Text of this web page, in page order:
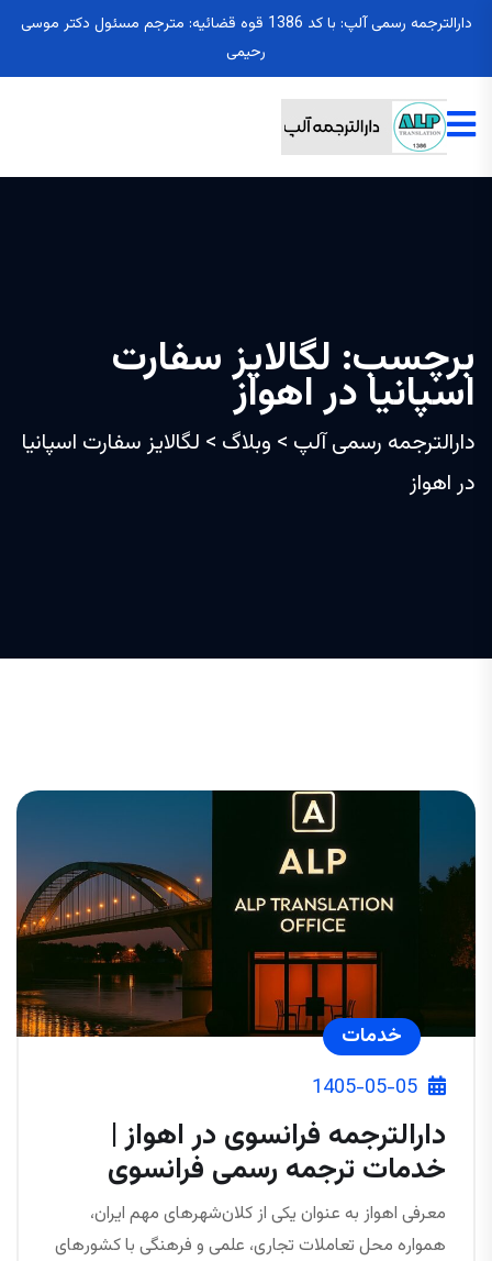
دارالترجمه رسمی آلپ: با کد 1386 قوه قضائیه: مترجم مسئول دکتر موسی
رحیمی
برچسب: لگالایز سفارت
اسپانیا در اهواز
دارالترجمه رسمی آلپ > وبلاگ > لگالایز سفارت اسپانیا
در اهواز
خدمات
1405-05-05
دارالترجمه فرانسوی در اهواز |
خدمات ترجمه رسمی فرانسوی
معرفی اهواز به عنوان یکی از کلان‌شهرهای مهم ایران،
همواره محل تعاملات تجاری، علمی و فرهنگی با کشورهای